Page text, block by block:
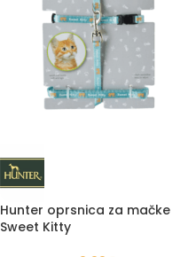
Hunter oprsnica za mačke
Sweet Kitty